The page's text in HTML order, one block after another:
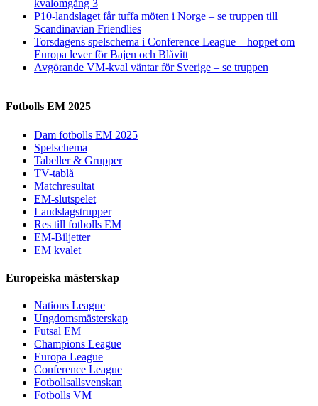
kvalomgång 3
P10-landslaget får tuffa möten i Norge – se truppen till
Scandinavian Friendlies
Torsdagens spelschema i Conference League – hoppet om
Europa lever för Bajen och Blåvitt
Avgörande VM-kval väntar för Sverige – se truppen
Fotbolls EM 2025
Dam fotbolls EM 2025
Spelschema
Tabeller & Grupper
TV-tablå
Matchresultat
EM-slutspelet
Landslagstrupper
Res till fotbolls EM
EM-Biljetter
EM kvalet
Europeiska mästerskap
Nations League
Ungdomsmästerskap
Futsal EM
Champions League
Europa League
Conference League
Fotbollsallsvenskan
Fotbolls VM